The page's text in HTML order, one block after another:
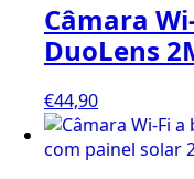
Câmara
DuoLens
€44,90